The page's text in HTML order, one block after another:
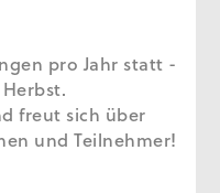
pro Jahr statt -
freut sich über
und Teilnehmer!